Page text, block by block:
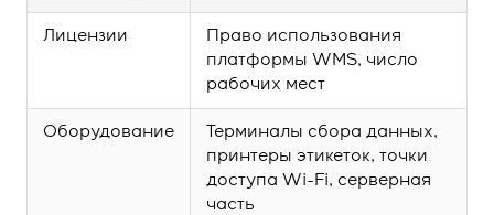
Лицензии
Право использования
платформы WMS, число
рабочих мест
Оборудование
Терминалы сбора данных,
принтеры этикеток, точки
доступа Wi-Fi, серверная
часть